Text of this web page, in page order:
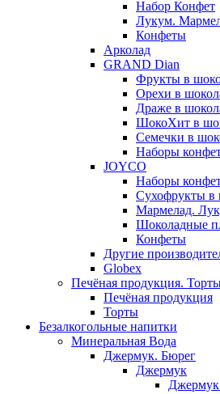
Набор Конфет
Лукум.
Конфеты
Арколад
GRAND Dian
Фрукты в
Орехи в
Драже в
ШокоХит в
Семечки в
Наборы
JOYCO
Наборы
Сухофрукты в
Мармелад.
Шоколадные
Конфеты
Другие
Globex
Печёная продукция.
Печёная продукция
Торты
Безалкогольные напитки
Минеральная Вода
Джермук. Бюрег
Джермук
Джермук